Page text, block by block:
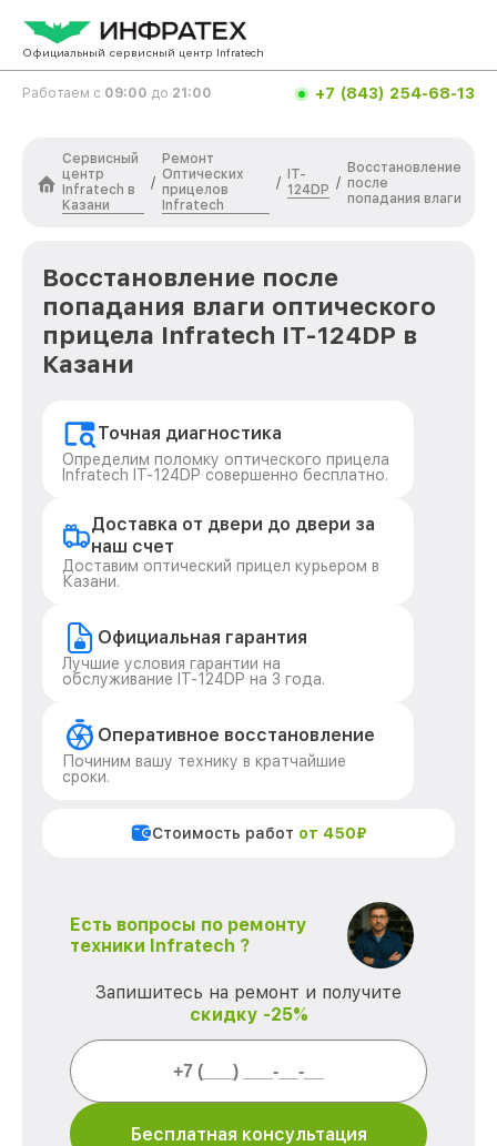
Официальный сервисный центр Infratech
Работаем с 09:00 до 21:00 +7 (843) 254-68-13
Сервисный
центр
Infratech в
Казани
/
Ремонт
Оптических
прицелов
Infratech
/
IT-
124DP /
Восстановление
после
попадания влаги
Восстановление после
попадания влаги оптического
прицела Infratech IT-124DP в
Казани
Точная диагностика
Определим поломку оптического прицела
Infratech IT-124DP совершенно бесплатно.
Доставка от двери до двери за
наш счет
Доставим оптический прицел курьером в
Казани.
Официальная гарантия
Лучшие условия гарантии на
обслуживание IT-124DP на 3 года.
Оперативное восстановление
Починим вашу технику в кратчайшие
сроки.
Стоимость работ от 450₽
Есть вопросы по ремонту
техники Infratech ?
Запишитесь на ремонт и получите
скидку -25%
Бесплатная консультация